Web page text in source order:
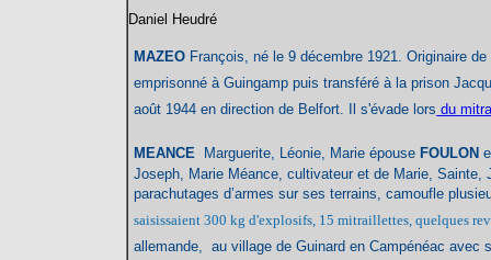
Daniel Heudré
MAZEO François, né le 9 décembre 1921. Originaire
emprisonné à Guingamp puis transféré à la prison
août 1944 en direction de Belfort. Il s'évade lors du
MEANCE Marguerite , Léonie, Marie épouse FOULON
Joseph, Marie Méance, cultivateur et de Marie,
parachutages d’armes sur ses terrains, camoufle
saisissaient 300 kg d'explosifs, 15 mitraillettes, quelques
allemande, au village de Guinard en Campénéac avec